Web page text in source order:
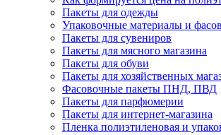
Пакеты для одежды
Упаковочные материалы и
Пакеты для сувениров
Пакеты для мясного магазина
Пакеты для обуви
Пакеты для хозяйственных
Фасовочные пакеты ПНД, ПВД
Пакеты для парфюмерии
Пакеты для интернет-магазина
Пленка полиэтиленовая и